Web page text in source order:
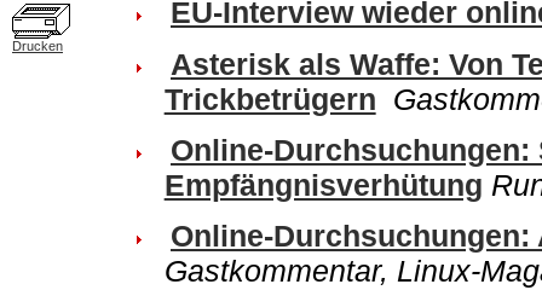
Drucken
EU-Interview wieder
Asterisk als Waffe: Von
Trickbetrügern
Online-
Empfängnisverhütung
Online-
Gastkommentar, Linux-